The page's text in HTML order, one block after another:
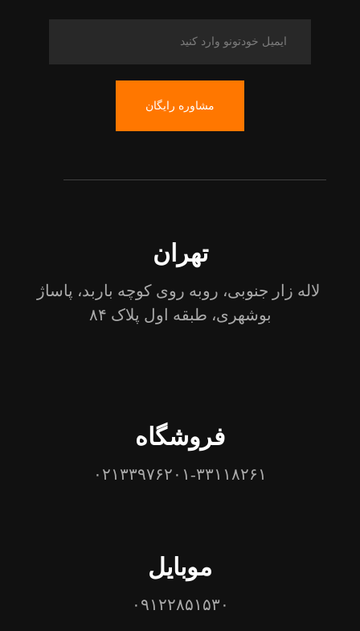
مشاوره رایگان
تهران
لاله زار جنوبی، روبه روی کوچه باربد، پاساژ
بوشهری، طبقه اول پلاک ۸۴
فروشگاه
۰۲۱۳۳۹۷۶۲۰۱-۳۳۱۱۸۲۶۱
موبایل
۰۹۱۲۲۸۵۱۵۳۰